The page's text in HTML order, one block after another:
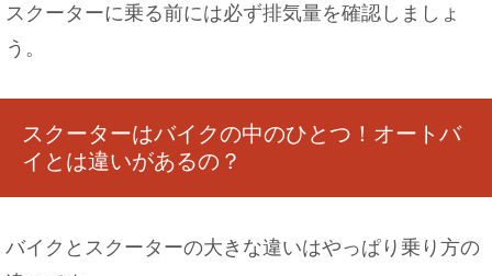
スクーターに乗る前には必ず排気量を確認しましょ
う。
スクーターはバイクの中のひとつ！オートバ
イとは違いがあるの？
バイクとスクーターの大きな違いはやっぱり乗り方の